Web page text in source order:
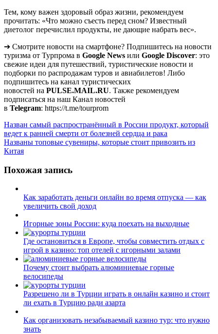
Тем, кому важен здоровый образ жизни, рекомендуем
прочитать: «Что можно съесть перед сном? Известный
диетолог перечислил продукты, не дающие набрать вес».
➔ Смотрите новости на смартфоне? Подпишитесь на новости
туризма от Турпрома в Google News или Google Discover: это
свежие идеи для путешествий, туристические новости и
подборки по распродажам туров и авиабилетов! Либо
подпишитесь на канал туристических
новостей на PULSE.MAIL.RU. Также рекомендуем
подписаться на наш Канал новостей
в Telegram: https://t.me/tourprom
Навигация
по
записям
Назван самый распространённый в России продукт, который
ведет к ранней смерти от болезней сердца и рака
Названы топовые сувениры, которые стоит привозить из
Китая
Похожая запись
Как заработать деньги онлайн во время отпуска — как
увеличить свой доход
Игорные зоны России: куда поехать на выходные
Где остановиться в Европе, чтобы совместить отдых с
игрой в казино: топ отелей с игорными залами
Почему стоит выбрать алюминиевые горные
велосипеды
Разрешено ли в Турции играть в онлайн казино и стоит
ли ехать в Турцию ради азарта
Как организовать незабываемый казино тур: что нужно
знать